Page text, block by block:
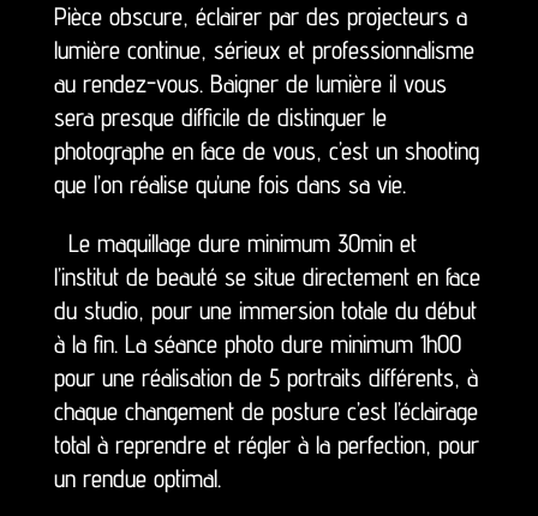
Pièce obscure, éclairer par des projecteurs a
lumière continue, sérieux et professionnalisme
au rendez-vous. Baigner de lumière il vous
sera presque difficile de distinguer le
photographe en face de vous, c’est un shooting
que l’on réalise qu’une fois dans sa vie.
Le maquillage dure minimum 30min et
l’institut de beauté se situe directement en face
du studio, pour une immersion totale du début
à la fin. La séance photo dure minimum 1h00
pour une réalisation de 5 portraits différents, à
chaque changement de posture c’est l’éclairage
total à reprendre et régler à la perfection, pour
un rendue optimal.